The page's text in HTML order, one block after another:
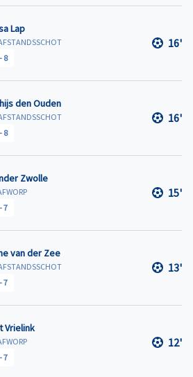
Lap
- 8
16'
den Ouden
- 8
16'
Zwolle
-7
15'
van der Zee
-7
13'
Vrielink
7
12'